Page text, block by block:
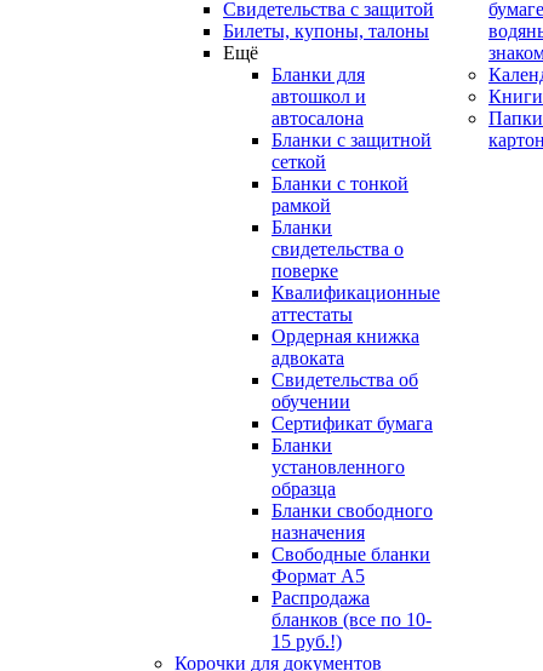
Свидетельства с защитой
Билеты, купоны, талоны
Ещё
Бланки для
автошкол и
автосалона
Бланки с защитной
сеткой
Бланки с тонкой
рамкой
Бланки
свидетельства о
поверке
Квалификационные
аттестаты
Ордерная книжка
адвоката
Свидетельства об
обучении
Сертификат бумага
Бланки
установленного
образца
Бланки свободного
назначения
Свободные бланки
Формат А5
Распродажа
бланков (все по 10-
15 руб.!)
Корочки для документов
Книги
Папки